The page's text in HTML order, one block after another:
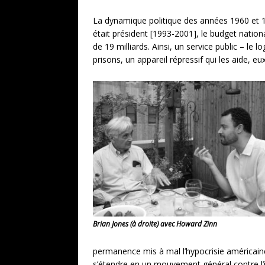
La dynamique politique des années 1960
était président [1993-2001], le budget
de 19 milliards. Ainsi, un service public – le
prisons, un appareil répressif qui les aide,
Brian Jones (à droite) avec Howard Zinn
permanence mis à mal l’hypocrisie